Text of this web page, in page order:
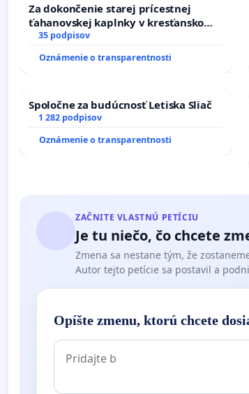
Za dokončenie starej prícestnej
ťahanovskej kaplnky v kresťanskom
duchu.
35 podpisov
Oznámenie o transparentnosti
Spoločne za budúcnosť Letiska Sliač
1 282 podpisov
Oznámenie o transparentnosti
ZAČNITE VLASTNÚ PETÍCIU
Je tu niečo, čo chcete
Zmena sa nestane tým, že
Autor tejto petície sa postavil a
Opíšte zmenu, ktorú chcete